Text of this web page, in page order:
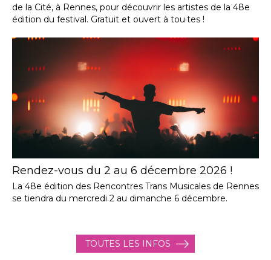
de la Cité, à Rennes, pour découvrir les artistes de la 48e
édition du festival. Gratuit et ouvert à tou·tes !
Rendez-vous du 2 au 6 décembre 2026 !
La 48e édition des Rencontres Trans Musicales de Rennes
se tiendra du mercredi 2 au dimanche 6 décembre.
TOUTES LES INFOS